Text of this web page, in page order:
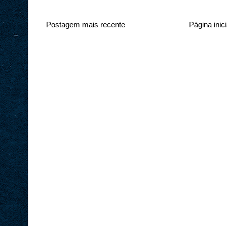
Postagem mais recente Página